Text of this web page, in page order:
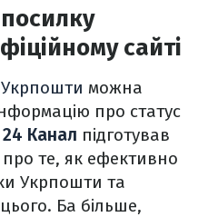
сайті
Укрпошти можна
про статус
24 Канал підготував
про те, як ефективно
Укрпошти та
Ба більше,